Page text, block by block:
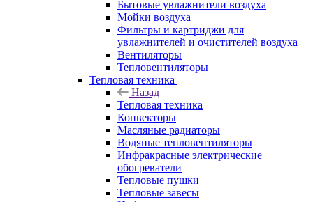
Бытовые увлажнители воздуха
Мойки воздуха
Фильтры и картриджи для
увлажнителей и очистителей воздуха
Вентиляторы
Тепловентиляторы
Тепловая техника
Назад
Тепловая техника
Конвекторы
Масляные радиаторы
Водяные тепловентиляторы
Инфракрасные электрические
обогреватели
Тепловые пушки
Тепловые завесы